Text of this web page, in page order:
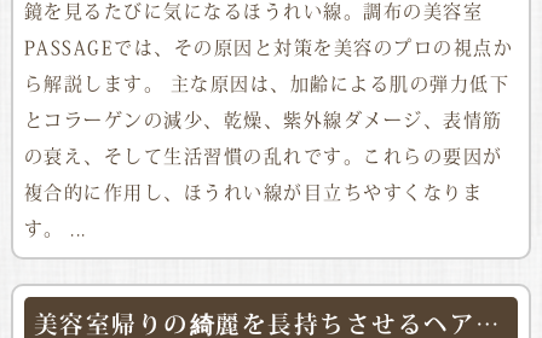
鏡を見るたびに気になるほうれい線。調布の美容室
PASSAGEでは、その原因と対策を美容のプロの視点か
ら解説します。 主な原因は、加齢による肌の弾力低下
とコラーゲンの減少、乾燥、紫外線ダメージ、表情筋
の衰え、そして生活習慣の乱れです。これらの要因が
複合的に作用し、ほうれい線が目立ちやすくなりま
す。 ...
美容室帰りの綺麗を長持ちさせるヘアケアのコツ